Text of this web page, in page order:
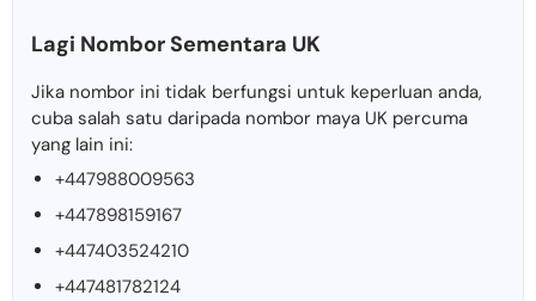
Lagi Nombor Sementara UK
Jika nombor ini tidak berfungsi untuk keperluan anda,
cuba salah satu daripada nombor maya UK percuma
yang lain ini:
+447988009563
+447898159167
+447403524210
+447481782124